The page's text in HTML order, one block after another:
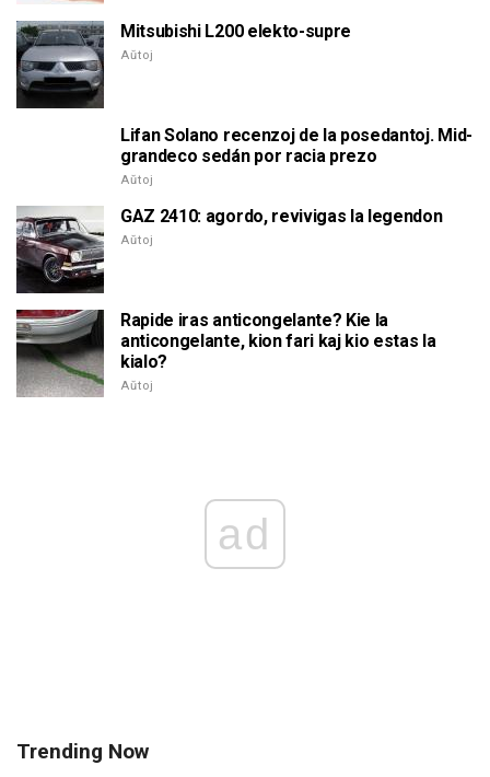
Mitsubishi L200 elekto-supre
Aŭtoj
Lifan Solano recenzoj de la posedantoj. Mid-
grandeco sedán por racia prezo
Aŭtoj
GAZ 2410: agordo, revivigas la legendon
Aŭtoj
Rapide iras anticongelante? Kie la
anticongelante, kion fari kaj kio estas la
kialo?
Aŭtoj
ad
Trending Now